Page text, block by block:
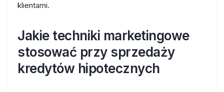
klientami.
Jakie techniki marketingowe
stosować przy sprzedaży
kredytów hipotecznych